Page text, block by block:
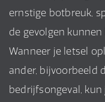
ernstige botbreuk,
de gevolgen
Wanneer je letsel
ander, bijvoorbeeld
bedrijfsongeval,